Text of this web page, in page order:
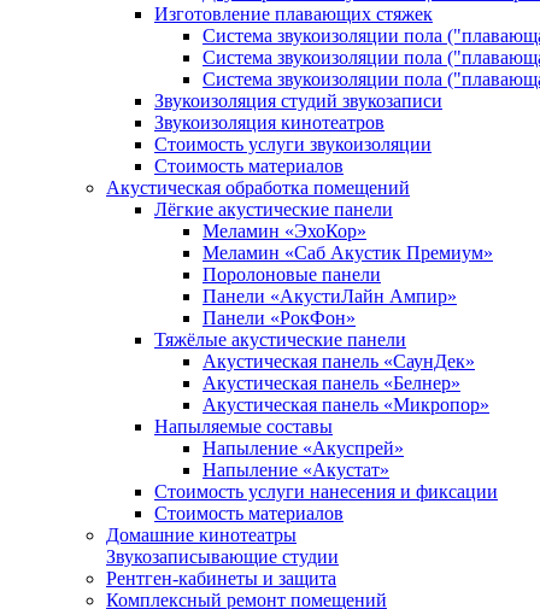
Изготовление плавающих стяжек
Система звукоизоляции пола
Система звукоизоляции пола
Система звукоизоляции пола
Звукоизоляция студий звукозаписи
Звукоизоляция кинотеатров
Стоимость услуги звукоизоляции
Стоимость материалов
Акустическая обработка помещений
Лёгкие акустические панели
Меламин «ЭхоКор»
Меламин «Саб Акустик Премиум»
Поролоновые панели
Панели «АкустиЛайн Ампир»
Панели «РокФон»
Тяжёлые акустические панели
Акустическая панель «СаунДек»
Акустическая панель «Белнер»
Акустическая панель «Микропор»
Напыляемые составы
Напыление «Акуспрей»
Напыление «Акустат»
Стоимость услуги нанесения и фиксации
Стоимость материалов
Домашние кинотеатры
Звукозаписывающие студии
Рентген-кабинеты и защита
Комплексный ремонт помещений